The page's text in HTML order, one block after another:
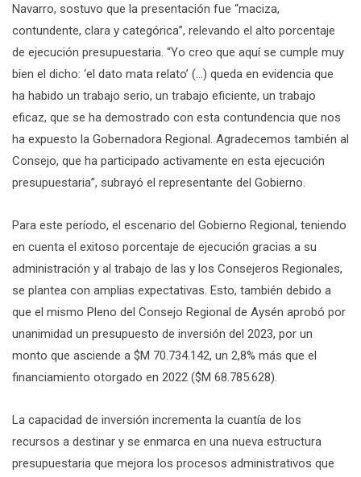
Navarro, sostuvo que la presentación fue “maciza,
contundente, clara y categórica”, relevando el alto porcentaje
de ejecución presupuestaria. “Yo creo que aquí se cumple muy
bien el dicho: ‘el dato mata relato’ (…) queda en evidencia que
ha habido un trabajo serio, un trabajo eficiente, un trabajo
eficaz, que se ha demostrado con esta contundencia que nos
ha expuesto la Gobernadora Regional. Agradecemos también al
Consejo, que ha participado activamente en esta ejecución
presupuestaria”, subrayó el representante del Gobierno.
Para este período, el escenario del Gobierno Regional, teniendo
en cuenta el exitoso porcentaje de ejecución gracias a su
administración y al trabajo de las y los Consejeros Regionales,
se plantea con amplias expectativas. Esto, también debido a
que el mismo Pleno del Consejo Regional de Aysén aprobó por
unanimidad un presupuesto de inversión del 2023, por un
monto que asciende a $M 70.734.142, un 2,8% más que el
financiamiento otorgado en 2022 ($M 68.785.628).
La capacidad de inversión incrementa la cuantía de los
recursos a destinar y se enmarca en una nueva estructura
presupuestaria que mejora los procesos administrativos que